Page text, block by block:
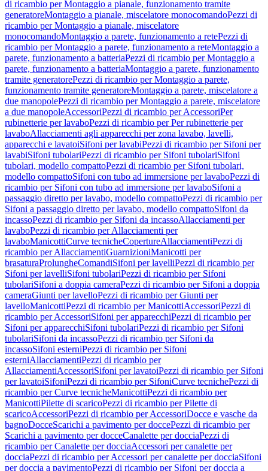
di ricambio per Montaggio a pianale, funzionamento tramite
generatoreMontaggio a pianale, miscelatore monocomandoPezzi di
ricambio per Montaggio a pianale, miscelatore
monocomandoMontaggio a parete, funzionamento a retePezzi di
ricambio per Montaggio a parete, funzionamento a reteMontaggio a
parete, funzionamento a batteriaPezzi di ricambio per Montaggio a
parete, funzionamento a batteriaMontaggio a parete, funzionamento
tramite generatorePezzi di ricambio per Montaggio a parete,
funzionamento tramite generatoreMontaggio a parete, miscelatore a
due manopolePezzi di ricambio per Montaggio a parete, miscelatore
a due manopoleAccessoriPezzi di ricambio per AccessoriPer
rubinetterie per lavaboPezzi di ricambio per Per rubinetterie per
lavaboAllacciamenti agli apparecchi per zona lavabo, lavelli,
apparecchi e lavatoiSifoni per lavabiPezzi di ricambio per Sifoni per
lavabiSifoni tubolariPezzi di ricambio per Sifoni tubolariSifoni
tubolari, modello compattoPezzi di ricambio per Sifoni tubolari,
modello compattoSifoni con tubo ad immersione per lavaboPezzi di
ricambio per Sifoni con tubo ad immersione per lavaboSifoni a
passaggio diretto per lavabo, modello compattoPezzi di ricambio per
Sifoni a passaggio diretto per lavabo, modello compattoSifoni da
incassoPezzi di ricambio per Sifoni da incassoAllacciamenti per
lavaboPezzi di ricambio per Allacciamenti per
lavaboManicottiCurve tecnicheCopertureAllacciamentiPezzi di
ricambio per AllacciamentiGuarnizioniManicotti per
brasaturaProlungheComandiSifoni per lavelliPezzi di ricambio per
Sifoni per lavelliSifoni tubolariPezzi di ricambio per Sifoni
tubolariSifoni a doppia cameraPezzi di ricambio per Sifoni a doppia
cameraGiunti per lavelloPezzi di ricambio per Giunti per
lavelloManicottiPezzi di ricambio per ManicottiAccessoriPezzi di
ricambio per AccessoriSifoni per apparecchiPezzi di ricambio per
Sifoni per apparecchiSifoni tubolariPezzi di ricambio per Sifoni
tubolariSifoni da incassoPezzi di ricambio per Sifoni da
incassoSifoni esterniPezzi di ricambio per Sifoni
esterniAllacciamentiPezzi di ricambio per
AllacciamentiAccessoriSifoni per lavatoiPezzi di ricambio per Sifoni
per lavatoiSifoniPezzi di ricambio per SifoniCurve tecnichePezzi di
ricambio per Curve tecnicheManicottiPezzi di ricambio per
ManicottiPilette di scaricoPezzi di ricambio per Pilette di
scaricoAccessoriPezzi di ricambio per AccessoriDocce e vasche da
bagnoDocceScarichi a pavimento per doccePezzi di ricambio per
Scarichi a pavimento per docceCanalette per docciaPezzi di
ricambio per Canalette per docciaAccessori per canalette per
docciaPezzi di ricambio per Accessori per canalette per docciaSifoni
per doccia a pavimentoPezzi di ricambio per Sifoni per doccia a